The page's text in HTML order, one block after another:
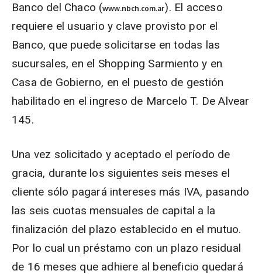
Banco del Chaco (www.nbch.com.ar). El acceso
requiere el usuario y clave provisto por el
Banco, que puede solicitarse en todas las
sucursales, en el Shopping Sarmiento y en
Casa de Gobierno, en el puesto de gestión
habilitado en el ingreso de Marcelo T. De Alvear
145.
Una vez solicitado y aceptado el período de
gracia, durante los siguientes seis meses el
cliente sólo pagará intereses más IVA, pasando
las seis cuotas mensuales de capital a la
finalización del plazo establecido en el mutuo.
Por lo cual un préstamo con un plazo residual
de 16 meses que adhiere al beneficio quedará